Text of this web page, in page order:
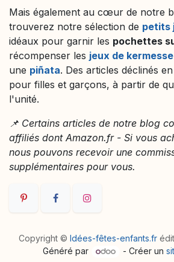
Mais également au cœur de notre
trouverez notre sélection de petits
idéaux pour garnir les pochettes
récompenser les jeux de kermesse
une piñata. Des articles déclinés
pour filles et garçons, à partir de
l'unité.
📌 Certains articles de notre blog
affiliés dont Amazon.fr - Si vous
nous pouvons recevoir une
supplémentaires pour vous.
Copyright © Idées-fêtes-enfants.fr
Généré par
- Créer un